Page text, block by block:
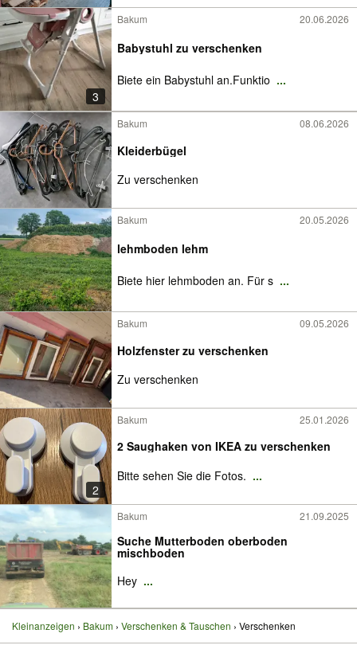
3
Bakum 20.06.2026
Babystuhl zu verschenken
Biete ein Babystuhl an.Funktio ...
Bakum 08.06.2026
Kleiderbügel
Zu verschenken
Bakum 20.05.2026
lehmboden lehm
Biete hier lehmboden an. Für s ...
Bakum 09.05.2026
Holzfenster zu verschenken
Zu verschenken
2
Bakum 25.01.2026
2 Saughaken von IKEA zu verschenken
Bitte sehen Sie die Fotos. ...
Bakum 21.09.2025
Suche Mutterboden oberboden
mischboden
Hey ...
Kleinanzeigen Bakum Verschenken & Tauschen Verschenken